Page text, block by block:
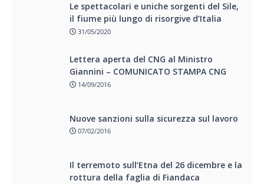
Le spettacolari e uniche sorgenti del Sile,
il fiume più lungo di risorgive d’Italia
31/05/2020
Lettera aperta del CNG al Ministro
Giannini – COMUNICATO STAMPA CNG
14/09/2016
Nuove sanzioni sulla sicurezza sul lavoro
07/02/2016
Il terremoto sull’Etna del 26 dicembre e la
rottura della faglia di Fiandaca